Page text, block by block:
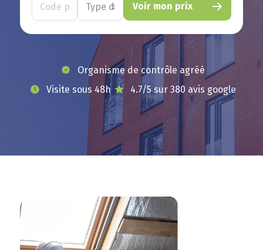
Voir mon prix
Organisme de contrôle agréé
Visite sous 48h
4.7/5 sur 380 avis google